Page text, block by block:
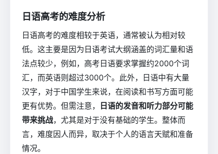
日语高考的难度分析
日语高考的难度相较于英语，通常被认为相对较
低。这主要是因为日语考试大纲涵盖的词汇量和语
法点较少，例如，高考日语要求掌握约2000个词
汇，而英语则超过3000个。此外，日语中有大量
汉字，对于中国学生来说，在阅读和书写方面可能
更有优势。但需注意，
日语的发音和听力部分可能
带来挑战，尤其是对于没有基础的学生。整体而
言，难度因人而异，取决于个人的语言天赋和准备
情况。